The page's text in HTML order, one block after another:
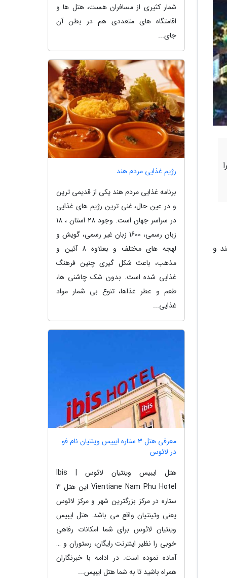
و
شمار کثیری از مسافران هست، هتل ها و
اقامتگاه های متعددی هم در بطن آن
جای...
رژیم غذایی مردم هند
برنامه غذایی مردم هند یکی از قدیمی ترین
و در عین حال، غنی ترین رژیم های غذایی
در سراسر جهان است. وجود 28 استان ، 18
زبان رسمی، 1600 زبان غیر رسمی، گویش و
لهجه های مختلف و بعلاوه 8 آئین و
مذهب، باعث شکل گیری چنین فرهنگ
غذایی شده است. بدون شک چاشنی ها،
طعم و عطر غذاها، تنوع بی شمار مواد
غذایی...
معرفی هتل 3 ستاره ایبیس وینتیان نام فو
در لائوس
هتل ایبیس وینتیان لائوس | Ibis
Vientiane Nam Phu Hotel این هتل 3
ستاره در مرکز بزرگترین شهر و مرکز لائوس
یعنی وتینتیان واقع می باشد. هتل ایبیس
وینتیان لائوس برای شما امکانات رفاهی
خوبی را نظیر اینترنت رایگان، رستوران و …
آماده نموده است. در ادامه با خبرنگاران
همراه باشید تا به شما هتل ایبیس...